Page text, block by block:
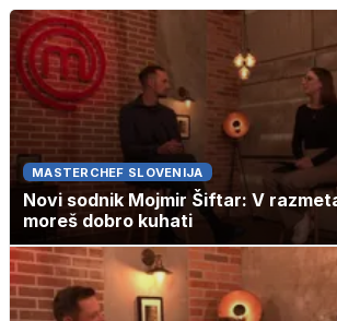
MASTERCHEF SLOVENIJA
Novi sodnik Mojmir Šiftar: V
moreš dobro kuhati